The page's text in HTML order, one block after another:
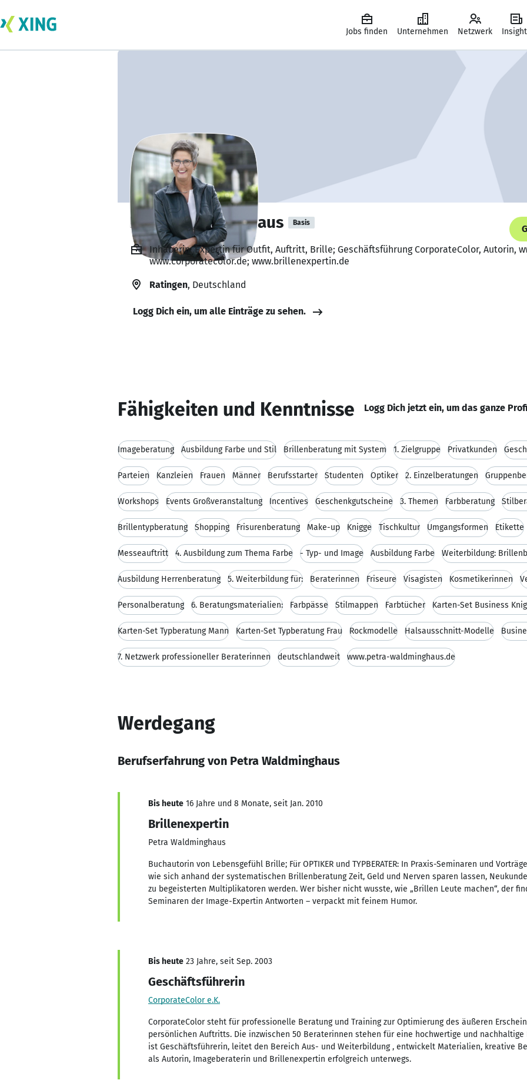
Jobs finden Unternehmen Netzwerk
Petra Waldminghaus Basis
Inhaberin, Expertin für Outfit, Auftritt, Brille; Geschäftsführung CorporateColor, Autorin,
www.corporatecolor.de; www.brillenexpertin.de
Ratingen, Deutschland
Logg Dich ein, um alle Einträge zu sehen.
Fähigkeiten und Kenntnisse Logg Dich jetzt ein, um das ganze
Imageberatung Ausbildung Farbe und Stil Brillenberatung mit System 1. Zielgruppe Privatkunden
Parteien Kanzleien Frauen Männer Berufsstarter Studenten Optiker 2. Einzelberatungen
Workshops Events Großveranstaltung Incentives Geschenkgutscheine 3. Themen Farbberatung
Brillentypberatung Shopping Frisurenberatung Make-up Knigge Tischkultur Umgangsformen Etikette
Messeauftritt 4. Ausbildung zum Thema Farbe - Typ- und Image Ausbildung Farbe Weiterbildung:
Ausbildung Herrenberatung 5. Weiterbildung für: Beraterinnen Friseure Visagisten Kosmetikerinnen
Personalberatung 6. Beratungsmaterialien: Farbpässe Stilmappen Farbtücher Karten-Set Business
Karten-Set Typberatung Mann Karten-Set Typberatung Frau Rockmodelle Halsausschnitt-Modelle
7. Netzwerk professioneller Beraterinnen deutschlandweit www.petra-waldminghaus.de
Werdegang
Berufserfahrung von Petra Waldminghaus
Bis heute 16 Jahre und 8 Monate, seit Jan. 2010
Brillenexpertin
Petra Waldminghaus
Buchautorin von Lebensgefühl Brille; Für OPTIKER und TYPBERATER: In Praxis-Seminaren und
wie sich anhand der systematischen Brillenberatung Zeit, Geld und Nerven sparen lassen,
zu begeisterten Multiplikatoren werden. Wer bisher nicht wusste, wie „Brillen Leute machen“, der
Seminaren der Image-Expertin Antworten – verpackt mit feinem Humor.
Bis heute 23 Jahre, seit Sep. 2003
Geschäftsführerin
CorporateColor e.K.
CorporateColor steht für professionelle Beratung und Training zur Optimierung des äußeren
persönlichen Auftritts. Die inzwischen 50 Beraterinnen stehen für eine hochwertige und nachhaltige
ist Geschäftsführerin, leitet den Bereich Aus- und Weiterbildung , entwickelt Materialien, kreative
als Autorin, Imageberaterin und Brillenexpertin erfolgreich unterwegs.